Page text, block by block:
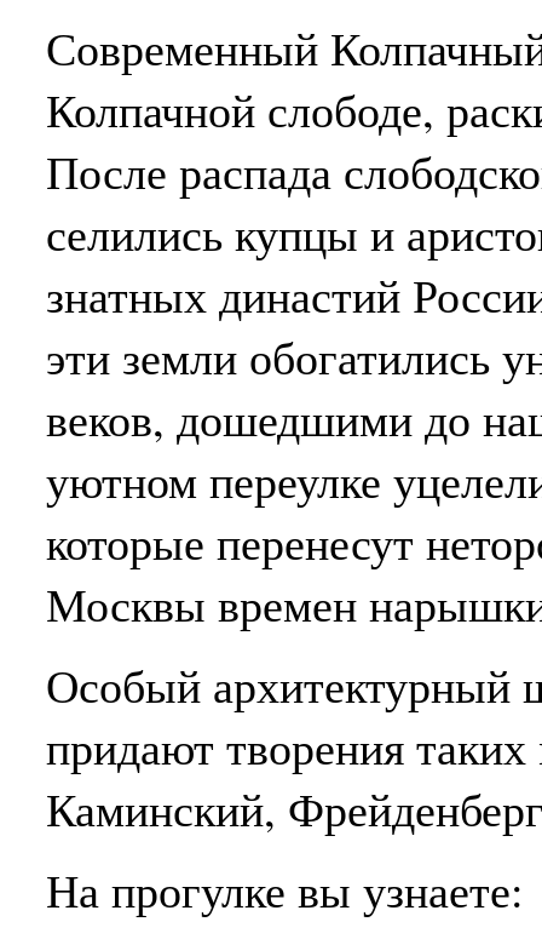
Современный
Колпачной слободе,
После распада
селились купцы и
знатных династий
эти земли
веков, дошедшими до
уютном переулке
которые перенесут
Москвы времен
Особый архитектурный
придают творения
Каминский,
На прогулке вы узнаете: